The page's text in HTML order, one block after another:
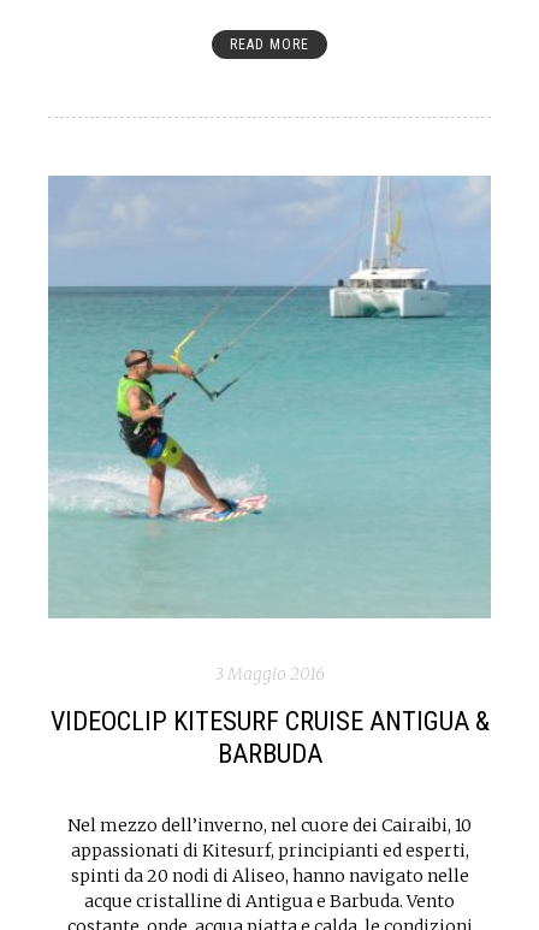
READ MORE
3 Maggio 2016
VIDEOCLIP KITESURF CRUISE ANTIGUA &
BARBUDA
Nel mezzo dell’inverno, nel cuore dei Cairaibi, 10
appassionati di Kitesurf, principianti ed esperti,
spinti da 20 nodi di Aliseo, hanno navigato nelle
acque cristalline di Antigua e Barbuda. Vento